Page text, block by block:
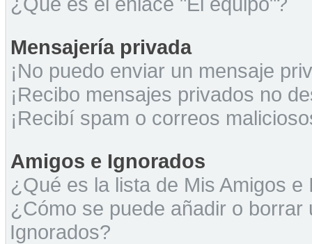
Mensajería privada
¡No puedo enviar un mensaje
¡Recibo mensajes privados no
¡Recibí spam o correos
Amigos e Ignorados
¿Qué es la lista de Mis Amigos e
¿Cómo se puede añadir o
Ignorados?